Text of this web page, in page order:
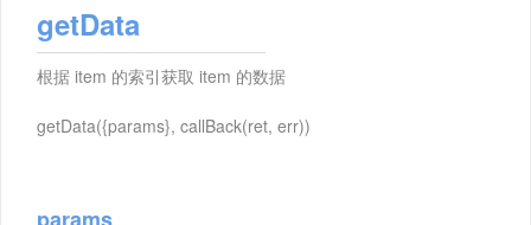
getData
根据 item 的索引获取 item 的数据
getData({params}, callBack(ret, err))
params